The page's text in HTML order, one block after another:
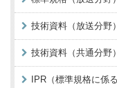
技術資料（放送分野
技術資料（共通分野
IPR（標準規格に係